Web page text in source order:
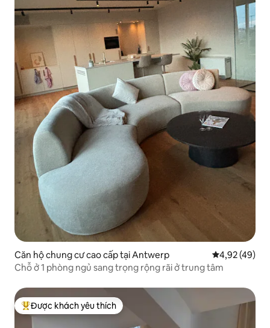
Căn hộ chung cư cao cấp tại Antwerp Xếp hạng
4,92 (49)
Chỗ ở 1 phòng ngủ sang trọng rộng rãi ở trung tâm
Được khách yêu thích nhất
Được khách yêu thích